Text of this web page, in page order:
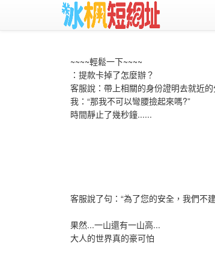
~~~~輕鬆一下~~~~
：提款卡掉了怎麼辦？
客服說：帶上相關的身份證明去就近的
我：“那我不可以彎腰撿起來嗎?”
時間靜止了幾秒鐘......
客服說了句：“為了您的安全，我們不
果然...一山還有一山高...
大人的世界真的豪可怕